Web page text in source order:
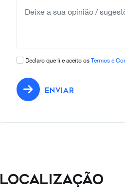
Declaro que li e aceito os Termos e
ENVIAR
Localização